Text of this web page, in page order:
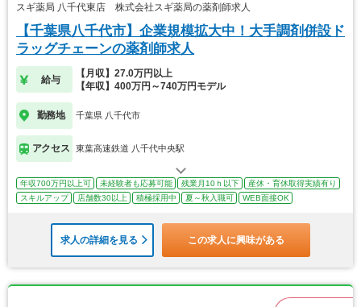
スギ薬局 八千代東店 株式会社スギ薬局の薬剤師求人
【千葉県八千代市】企業規模拡大中！大手調剤併設ド
ラッグチェーンの薬剤師求人
給与
【月収】27.0万円以上
【年収】400万円～740万円モデル
勤務地 千葉県 八千代市
アクセス 東葉高速鉄道 八千代中央駅
年収700万円以上可 未経験者も応募可能 残業月10ｈ以下
産休・育休取得実績有り
スキルアップ
店舗数30以上 積極採用中 夏～秋入職可 WEB面接OK
求人の詳細を見る この求人に興味がある